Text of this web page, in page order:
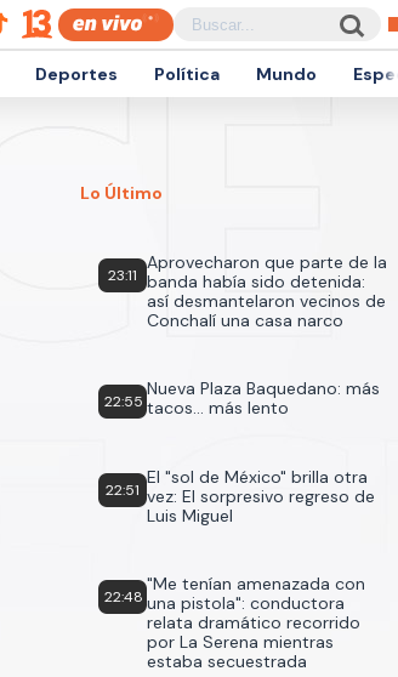
Deportes Política Mundo
Lo Último
23:11
Aprovecharon que parte de la
banda había sido detenida:
así desmantelaron vecinos de
Conchalí una casa narco
22:55
Nueva Plaza Baquedano: más
tacos... más lento
22:51
El "sol de México" brilla otra
vez: El sorpresivo regreso de
Luis Miguel
22:48
"Me tenían amenazada con
una pistola": conductora
relata dramático recorrido
por La Serena mientras
estaba secuestrada